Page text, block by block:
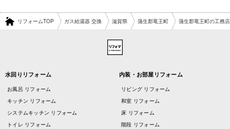
リフォームTOP ガス給湯器 交換 滋賀県 蒲生郡竜王町 蒲生郡竜王町の工務
水回りリフォーム
お風呂 リフォーム
キッチン リフォーム
システムキッチン リフォーム
トイレ リフォーム
内装・お部屋リフォーム
リビング リフォーム
和室 リフォーム
床 リフォーム
階段 リフォーム